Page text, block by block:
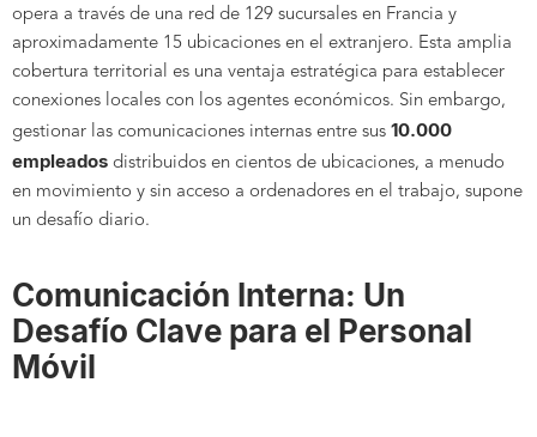
opera a través de una red de 129 sucursales en Francia y
aproximadamente 15 ubicaciones en el extranjero. Esta amplia
cobertura territorial es una ventaja estratégica para establecer
conexiones locales con los agentes económicos. Sin embargo,
gestionar las comunicaciones internas entre sus 10.000
empleados distribuidos en cientos de ubicaciones, a menudo
en movimiento y sin acceso a ordenadores en el trabajo, supone
un desafío diario.
Comunicación Interna: Un
Desafío Clave para el Personal
Móvil